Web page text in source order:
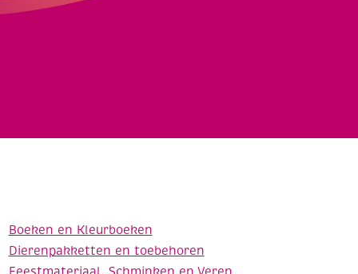
Boeken en Kleurboeken
Dierenpakketten en toebehoren